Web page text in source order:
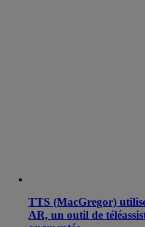
TTS (MacGregor)
AR, un outil de